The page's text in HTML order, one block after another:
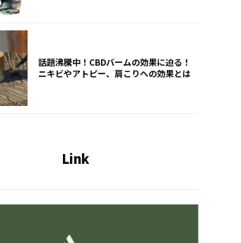
話題沸騰中！CBDバームの効果に迫る！
ニキビやアトピー、肩こりへの効果とは
Link